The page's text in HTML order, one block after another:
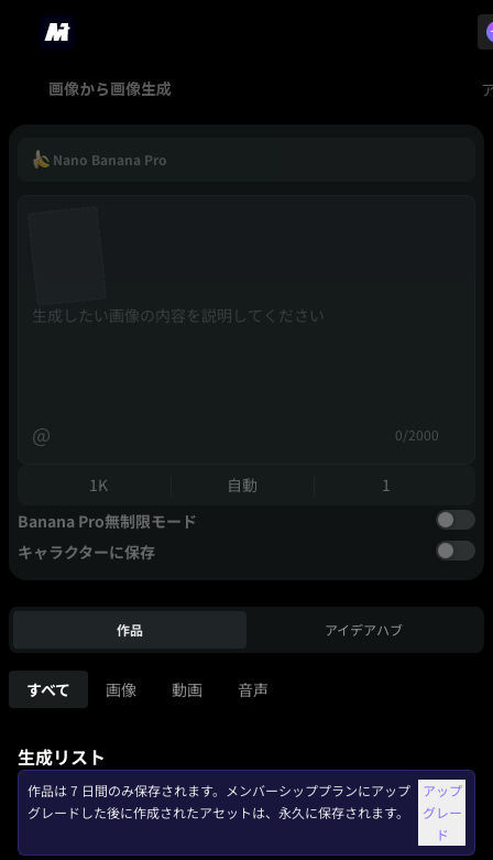
画像から画像生成
Nano Banana Pro
@ 0/2000
1K 自動
1
Banana Pro無制限モード
キャラクターに保存
作品 アイデアハブ
すべて 画像 動画 音声
生成リスト
作品は 7 日間のみ保存されます。メンバーシッププランにアップ
グレードした後に作成されたアセットは、永久に保存されます。
アップ
グレー
ド